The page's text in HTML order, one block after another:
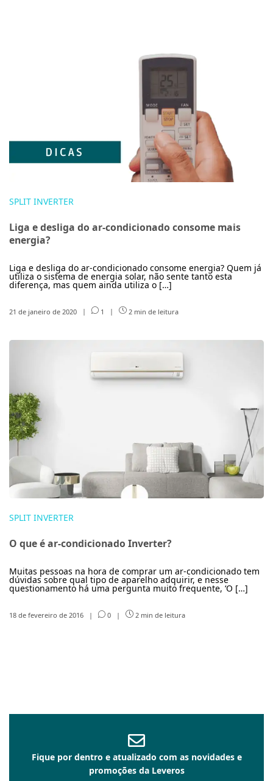
SPLIT INVERTER
Liga e desliga do ar-condicionado consome mais
energia?
Liga e desliga do ar-condicionado consome energia? Quem já
utiliza o sistema de energia solar, não sente tanto esta
diferença, mas quem ainda utiliza o […]
21 de janeiro de 2020 | 1 | 2 min de leitura
SPLIT INVERTER
O que é ar-condicionado Inverter?
Muitas pessoas na hora de comprar um ar-condicionado tem
dúvidas sobre qual tipo de aparelho adquirir, e nesse
questionamento há uma pergunta muito frequente, ‘O […]
18 de fevereiro de 2016 | 0 | 2 min de leitura
Fique por dentro e atualizado com as novidades e
promoções da Leveros